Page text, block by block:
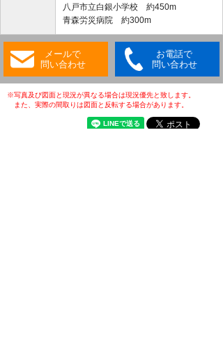
八戸市立白銀小学校 約450m
青森労災病院 約300m
メールで
問い合わせ
お電話で
問い合わせ
※写真及び図面と現況が異なる場合は現況優先と致します。
また、実際の間取りは図面と反転する場合があります。